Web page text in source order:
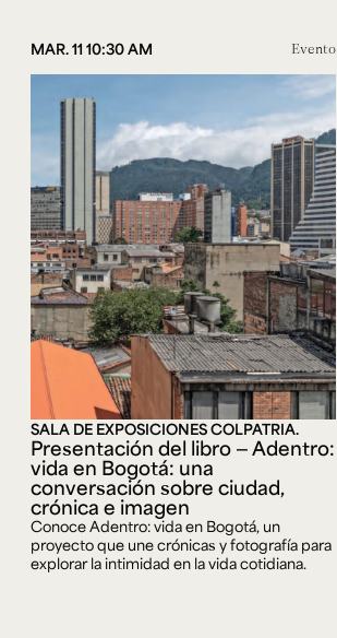
MAR. 11 10:30 AM Evento
SALA DE EXPOSICIONES COLPATRIA.
Presentación del libro — Adentro:
vida en Bogotá: una
conversación sobre ciudad,
crónica e imagen
Conoce Adentro: vida en Bogotá, un
proyecto que une crónicas y fotografía para
explorar la intimidad en la vida cotidiana.